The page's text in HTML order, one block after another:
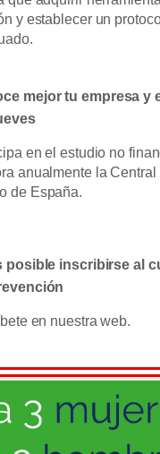
y establecer un
mejor tu empresa y
en el estudio no
anualmente la
de España.
posible inscribirse al
en nuestra web.